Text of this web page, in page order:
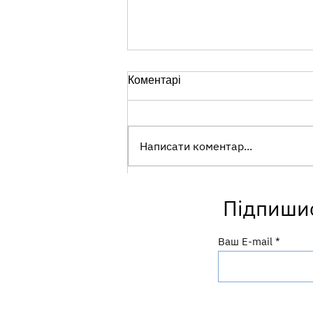
важливий початок грудного
вигодовування
Коментарі
Написати коментар...
Ваш E-mail